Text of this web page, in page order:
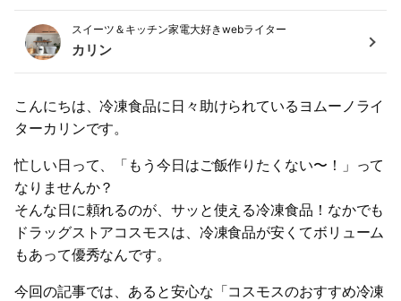
スイーツ＆キッチン家電大好きwebライター
カリン
こんにちは、冷凍食品に日々助けられているヨムーノライ
ターカリンです。
忙しい日って、「もう今日はご飯作りたくない〜！」って
なりませんか？
そんな日に頼れるのが、サッと使える冷凍食品！なかでも
ドラッグストアコスモスは、冷凍食品が安くてボリューム
もあって優秀なんです。
今回の記事では、あると安心な「コスモスのおすすめ冷凍